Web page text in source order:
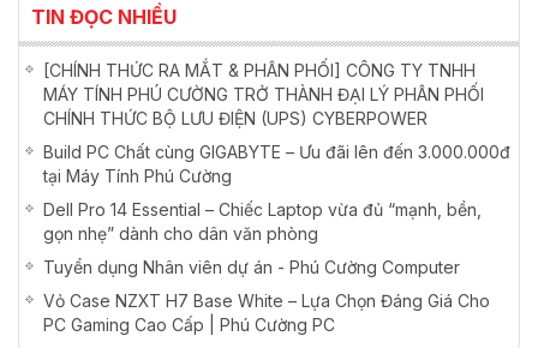
TIN ĐỌC NHIỀU
[CHÍNH THỨC RA MẮT & PHÂN PHỐI] CÔNG TY TNHH
MÁY TÍNH PHÚ CƯỜNG TRỞ THÀNH ĐẠI LÝ PHÂN PHỐI
CHÍNH THỨC BỘ LƯU ĐIỆN (UPS) CYBERPOWER
Build PC Chất cùng GIGABYTE – Ưu đãi lên đến 3.000.000đ
tại Máy Tính Phú Cường
Dell Pro 14 Essential – Chiếc Laptop vừa đủ “mạnh, bền,
gọn nhẹ” dành cho dân văn phòng
Tuyển dụng Nhân viên dự án - Phú Cường Computer
Vỏ Case NZXT H7 Base White – Lựa Chọn Đáng Giá Cho
PC Gaming Cao Cấp | Phú Cường PC